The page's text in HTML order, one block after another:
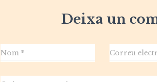
Deixa un
Nom * Correu